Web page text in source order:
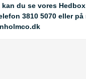
kan du se vores
3810 5070 eller på